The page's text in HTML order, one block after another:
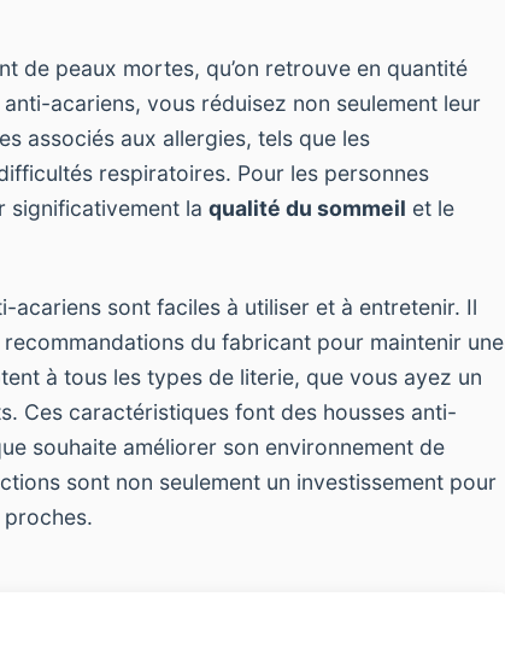
de peaux mortes, qu’on retrouve en quantité
acariens, vous réduisez non seulement leur
associés aux allergies, tels que les
respiratoires. Pour les personnes
significativement la qualité du sommeil et le
acariens sont faciles à utiliser et à entretenir. Il
du fabricant pour maintenir une
à tous les types de literie, que vous ayez un
Ces caractéristiques font des housses anti-
souhaite améliorer son environnement de
sont non seulement un investissement pour